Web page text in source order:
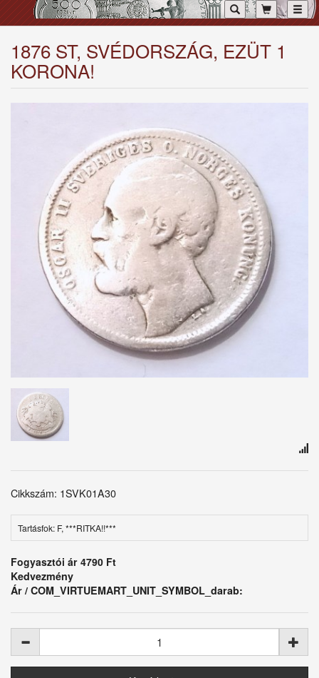
1876 ST, SVÉDORSZÁG, EZÜT 1
KORONA!
Cikkszám: 1SVK01A30
Tartásfok: F, ***RITKA!!***
Fogyasztói ár 4790 Ft
Kedvezmény
Ár / COM_VIRTUEMART_UNIT_SYMBOL_darab: